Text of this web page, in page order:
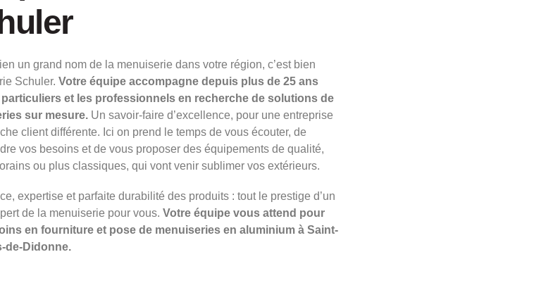
un grand nom de la menuiserie dans votre région, c’est bien
Schuler.Votre équipe accompagne depuis plus de 25 ans
et les professionnels en recherche de solutions de
sur mesure. Un savoir-faire d’excellence, pour une entreprise
client différente. Ici on prend le temps de vous écouter, de
vos besoins et de vous proposer des équipements de qualité,
ou plus classiques, qui vont venir sublimer vos extérieurs.
expertise et parfaite durabilité des produits : tout le prestige d’un
de la menuiserie pour vous.Votre équipe vous attend pour
en fourniture et pose de menuiseries en aluminium à Saint-
de-Didonne.